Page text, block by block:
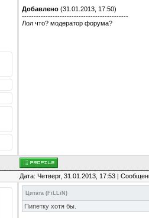
Добавлено (31.01.2013, 17:50)
---------------------------------------------
Лол что? модератор форума?
Дата: Четверг, 31.01.2013, 17:53 |
Цитата ( FiLLiN )
Пипетку хотя бы.